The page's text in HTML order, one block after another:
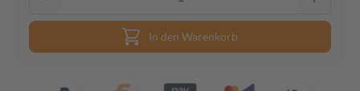
In den Warenkorb